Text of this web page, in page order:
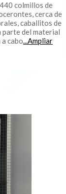
colmillos de
cerca de
caballitos de
parte del material
cabo...Ampliar